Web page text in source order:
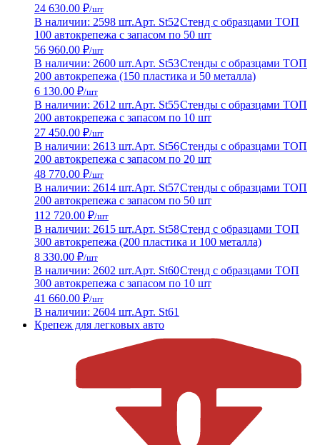
24 630.00 ₽/шт
В наличии: 2598 шт.Арт. St52Стенд с образцами ТОП
100 автокрепежа с запасом по 50 шт
56 960.00 ₽/шт
В наличии: 2600 шт.Арт. St53Стенды с образцами ТОП
200 автокрепежа (150 пластика и 50 металла)
6 130.00 ₽/шт
В наличии: 2612 шт.Арт. St55Стенды с образцами ТОП
200 автокрепежа с запасом по 10 шт
27 450.00 ₽/шт
В наличии: 2613 шт.Арт. St56Стенды с образцами ТОП
200 автокрепежа с запасом по 20 шт
48 770.00 ₽/шт
В наличии: 2614 шт.Арт. St57Стенды с образцами ТОП
200 автокрепежа с запасом по 50 шт
112 720.00 ₽/шт
В наличии: 2615 шт.Арт. St58Стенд с образцами ТОП
300 автокрепежа (200 пластика и 100 металла)
8 330.00 ₽/шт
В наличии: 2602 шт.Арт. St60Стенд с образцами ТОП
300 автокрепежа с запасом по 10 шт
41 660.00 ₽/шт
В наличии: 2604 шт.Арт. St61
Крепеж для легковых авто